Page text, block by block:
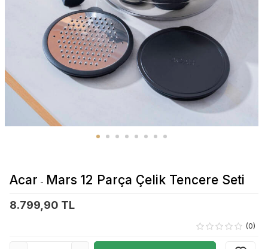
Acar - Mars 12 Parça Çelik Tencere Seti
8.799,90 TL
(0)